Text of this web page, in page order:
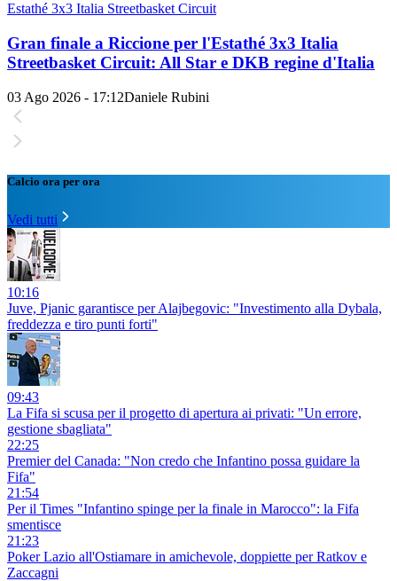
Estathé 3x3 Italia Streetbasket Circuit
Gran finale a Riccione per l'Estathé 3x3 Italia
Streetbasket Circuit: All Star e DKB regine d'Italia
03 Ago 2026 - 17:12Daniele Rubini
Calcio ora per ora
Vedi tutti
10:16
Juve, Pjanic garantisce per Alajbegovic: "Investimento alla Dybala,
freddezza e tiro punti forti"
09:43
La Fifa si scusa per il progetto di apertura ai privati: "Un errore,
gestione sbagliata"
22:25
Premier del Canada: "Non credo che Infantino possa guidare la
Fifa"
21:54
Per il Times "Infantino spinge per la finale in Marocco": la Fifa
smentisce
21:23
Poker Lazio all'Ostiamare in amichevole, doppiette per Ratkov e
Zaccagni